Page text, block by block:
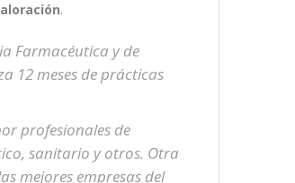
.
Farmacéutica y de
12 meses de prácticas
profesionales de
sanitario y otros. Otra
mejores empresas del